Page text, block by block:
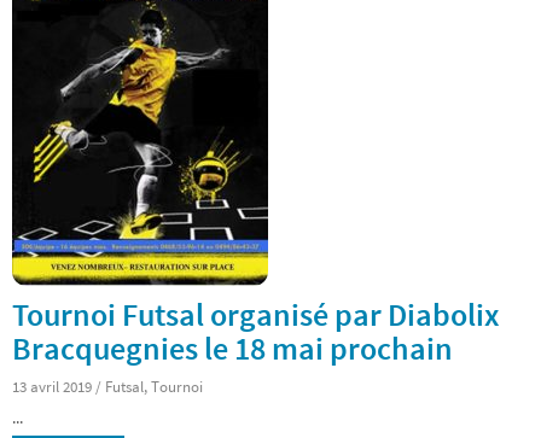
Tournoi Futsal organisé par Diabolix
Bracquegnies le 18 mai prochain
13 avril 2019 / Futsal,Tournoi
...